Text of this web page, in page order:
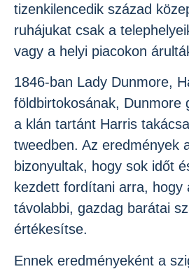
tizenkilencedik század
ruhájukat csak a
vagy a helyi piacokon
1846-ban Lady Dunmore,
földbirtokosának, Dunmore
a klán tartánt Harris
tweedben. Az eredmények
bizonyultak, hogy sok időt
kezdett fordítani arra, hogy
távolabbi, gazdag barátai
értékesítse.
Ennek eredményeként a